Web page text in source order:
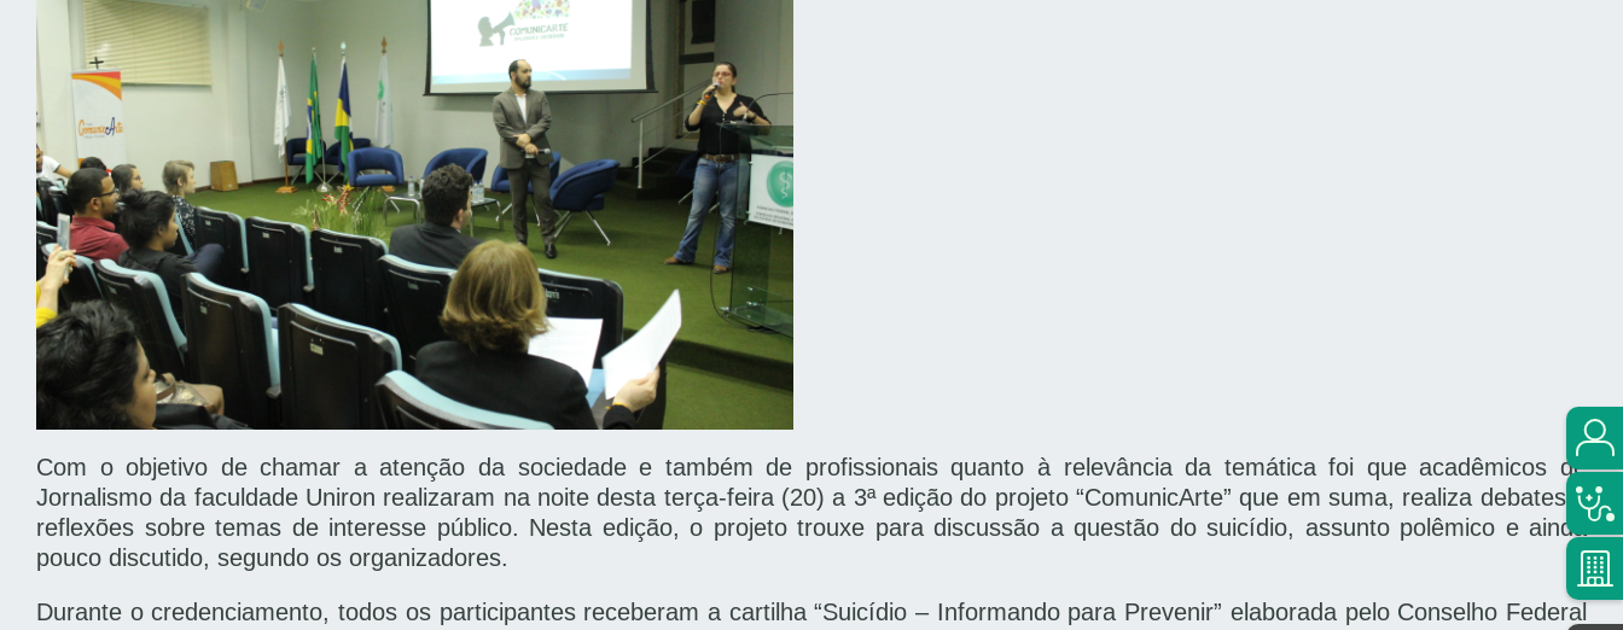
Com o objetivo de chamar a atenção da sociedade e também de profissionais quanto à relevância da temática foi que acadêmicos de
Jornalismo da faculdade Uniron realizaram na noite desta terça-feira (20) a 3ª edição do projeto “ComunicArte” que em suma, realiza debates e
reflexões sobre temas de interesse público. Nesta edição, o projeto trouxe para discussão a questão do suicídio, assunto polêmico e ainda
pouco discutido, segundo os organizadores.
Durante o credenciamento, todos os participantes receberam a cartilha “Suicídio – Informando para Prevenir” elaborada pelo Conselho Federal